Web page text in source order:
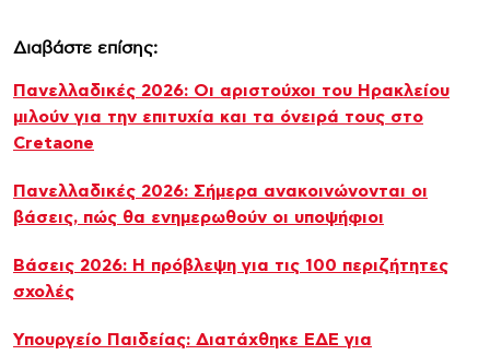
Διαβάστε επίσης:
Πανελλαδικές 2026: Οι αριστούχοι του Ηρακλείου
μιλούν για την επιτυχία και τα όνειρά τους στο
Cretaone
Πανελλαδικές 2026: Σήμερα ανακοινώνονται οι
βάσεις, πώς θα ενημερωθούν οι υποψήφιοι
Βάσεις 2026: H πρόβλεψη για τις 100 περιζήτητες
σχολές
Υπουργείο Παιδείας: Διατάχθηκε ΕΔΕ για